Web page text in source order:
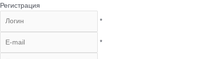
Регистрация
*
*